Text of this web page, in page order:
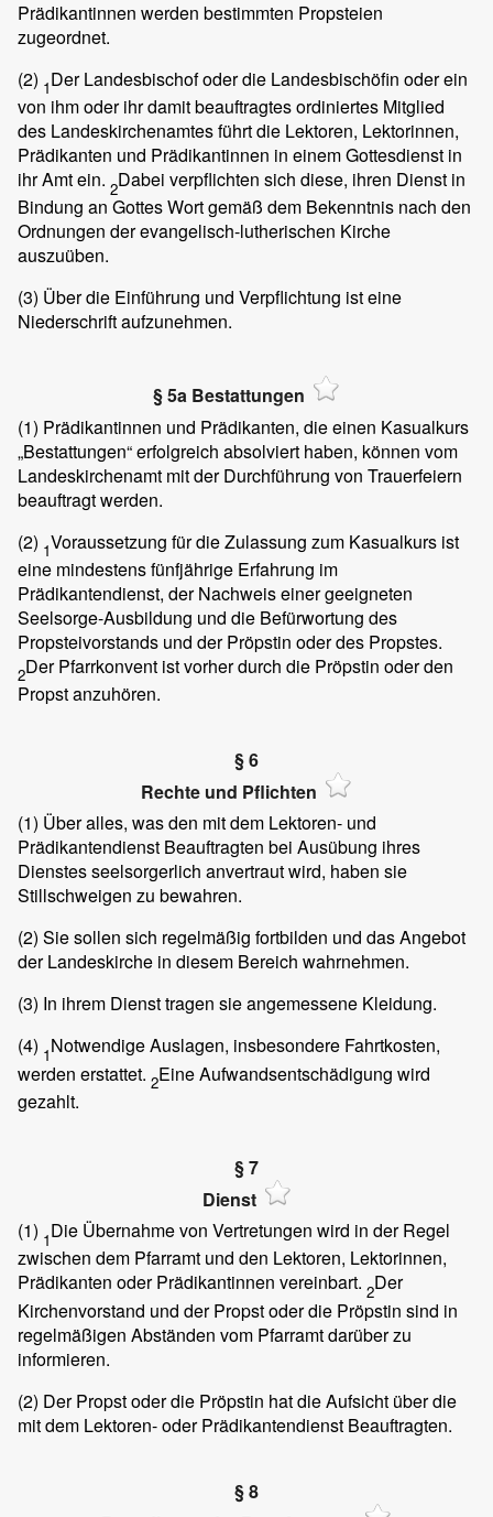
Prädikantinnen werden bestimmten Propsteien
zugeordnet.
(2) 1Der Landesbischof oder die Landesbischöfin oder ein
von ihm oder ihr damit beauftragtes ordiniertes Mitglied
des Landeskirchenamtes führt die Lektoren, Lektorinnen,
Prädikanten und Prädikantinnen in einem Gottesdienst in
ihr Amt ein. 2Dabei verpflichten sich diese, ihren Dienst in
Bindung an Gottes Wort gemäß dem Bekenntnis nach den
Ordnungen der evangelisch-lutherischen Kirche
auszuüben.
(3) Über die Einführung und Verpflichtung ist eine
Niederschrift aufzunehmen.
§ 5a Bestattungen
(1) Prädikantinnen und Prädikanten, die einen Kasualkurs
„Bestattungen“ erfolgreich absolviert haben, können vom
Landeskirchenamt mit der Durchführung von Trauerfeiern
beauftragt werden.
(2) 1Voraussetzung für die Zulassung zum Kasualkurs ist
eine mindestens fünfjährige Erfahrung im
Prädikantendienst, der Nachweis einer geeigneten
Seelsorge-Ausbildung und die Befürwortung des
Propsteivorstands und der Pröpstin oder des Propstes.
2Der Pfarrkonvent ist vorher durch die Pröpstin oder den
Propst anzuhören.
§ 6
Rechte und Pflichten
(1) Über alles, was den mit dem Lektoren- und
Prädikantendienst Beauftragten bei Ausübung ihres
Dienstes seelsorgerlich anvertraut wird, haben sie
Stillschweigen zu bewahren.
(2) Sie sollen sich regelmäßig fortbilden und das Angebot
der Landeskirche in diesem Bereich wahrnehmen.
(3) In ihrem Dienst tragen sie angemessene Kleidung.
(4) 1Notwendige Auslagen, insbesondere Fahrtkosten,
werden erstattet. 2Eine Aufwandsentschädigung wird
gezahlt.
§ 7
Dienst
(1) 1Die Übernahme von Vertretungen wird in der Regel
zwischen dem Pfarramt und den Lektoren, Lektorinnen,
Prädikanten oder Prädikantinnen vereinbart. 2Der
Kirchenvorstand und der Propst oder die Pröpstin sind in
regelmäßigen Abständen vom Pfarramt darüber zu
informieren.
(2) Der Propst oder die Pröpstin hat die Aufsicht über die
mit dem Lektoren- oder Prädikantendienst Beauftragten.
§ 8